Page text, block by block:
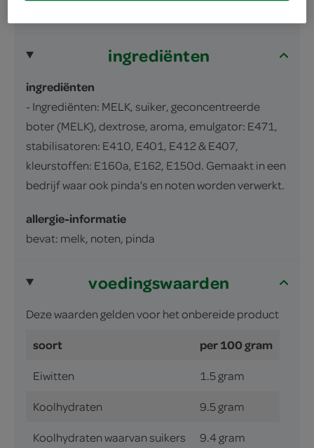
ingrediënten
ingrediënten
- Ingrediënten: MELK, suiker, geconcentreerde
boter (MELK), dextrose, aroma, emulgator: E471,
stabilisatoren: E410, E401, E412 & E407,
kleurstoffen: E160a, E162, E150d. Gemaakt in een
bedrijf waar ook pinda’s en noten worden verwerkt.
allergie-informatie
bevat: melk, noten, pinda
voedingswaarden
Deze waarden gelden voor het onbereide product
soort per 100 gram
Eiwitten 1.5 gram
Koolhydraten 9.5 gram
Koolhydraten waarvan suikers 9.4 gram